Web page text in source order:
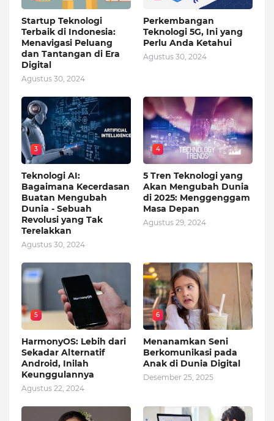
Startup Teknologi
Terbaik di Indonesia:
Menavigasi Peluang
dan Tantangan di Era
Digital
Agustus 30, 2024
Perkembangan
Teknologi 5G, Ini yang
Perlu Anda Ketahui
Agustus 30, 2024
3
Teknologi AI:
Bagaimana Kecerdasan
Buatan Mengubah
Dunia - Sebuah
Revolusi yang Tak
Terelakkan
Agustus 30, 2024
4
5 Tren Teknologi yang
Akan Mengubah Dunia
di 2025: Menggenggam
Masa Depan
Agustus 29, 2024
5
HarmonyOS: Lebih dari
Sekadar Alternatif
Android, Inilah
Keunggulannya
Agustus 22, 2024
6
Menanamkan Seni
Berkomunikasi pada
Anak di Dunia Digital
Desember 25, 2025